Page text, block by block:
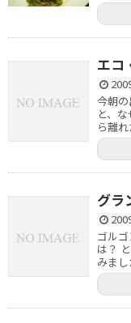
エコ
今朝
と、
ら離
グ
ゴル
は？
みま